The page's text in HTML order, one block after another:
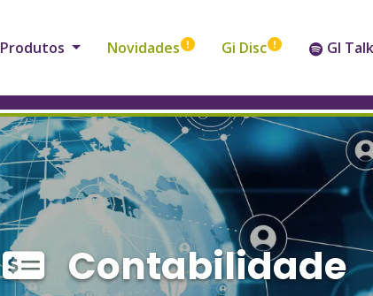
Produtos Novidades Gi Disc GI
Contabilidade